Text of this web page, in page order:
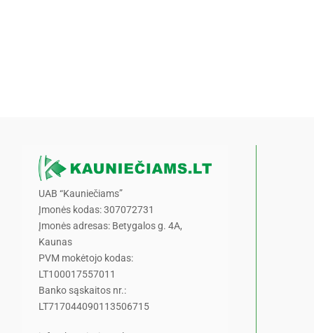
UAB “Kauniečiams”
Įmonės kodas: 307072731
Įmonės adresas: Betygalos g. 4A,
Kaunas
PVM mokėtojo kodas:
LT100017557011
Banko sąskaitos nr.:
LT717044090113506715